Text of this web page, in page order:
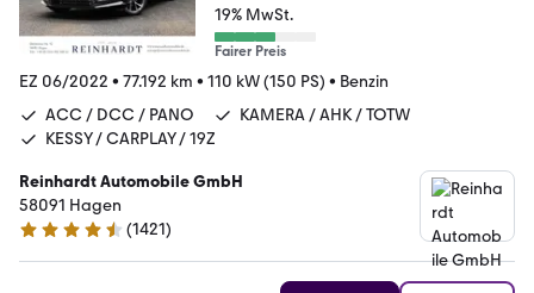
19% MwSt.
Fairer Preis
EZ 06/2022 • 77.192 km • 110 kW (150 PS) • Benzin
ACC / DCC / PANO
KAMERA / AHK / TOTW
KESSY / CARPLAY / 19Z
Reinhardt Automobile GmbH
58091 Hagen
4.7 Sterne
(1421)